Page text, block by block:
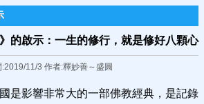
的啟示：一生的修行，就是修好八顆心
:2019/11/3 作者:釋妙善～盛圓
是影響非常大的一部佛教經典，是記錄